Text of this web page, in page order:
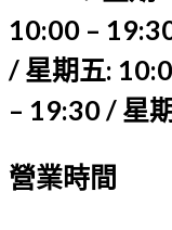
10:00 –
/ 星期五:
– 19:30 / 星
營業時間